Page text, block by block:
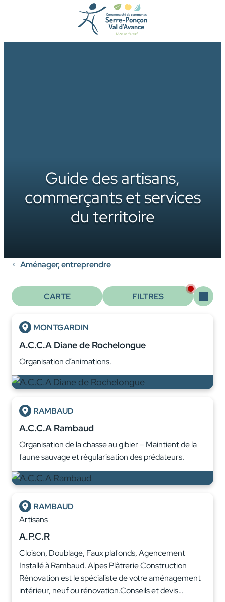
Guide des artisans,
commerçants et services
du territoire
Aménager, entreprendre
CARTE FILTRES
MONTGARDIN
A.C.C.A Diane de Rochelongue
Organisation d’animations.
RAMBAUD
A.C.C.A Rambaud
Organisation de la chasse au gibier – Maintient de la
faune sauvage et régularisation des prédateurs.
RAMBAUD
Artisans
A.P.C.R
Cloison, Doublage, Faux plafonds, Agencement
Installé à Rambaud. Alpes Plâtrerie Construction
Rénovation est le spécialiste de votre aménagement
intérieur, neuf ou rénovation.Conseils et devis…